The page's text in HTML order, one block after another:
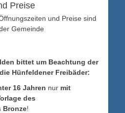
Preise
und Preise sind
Gemeinde
bittet um Beachtung der
Hünfeldener Freibäder:
16 Jahren nur mit
des
Bronze!